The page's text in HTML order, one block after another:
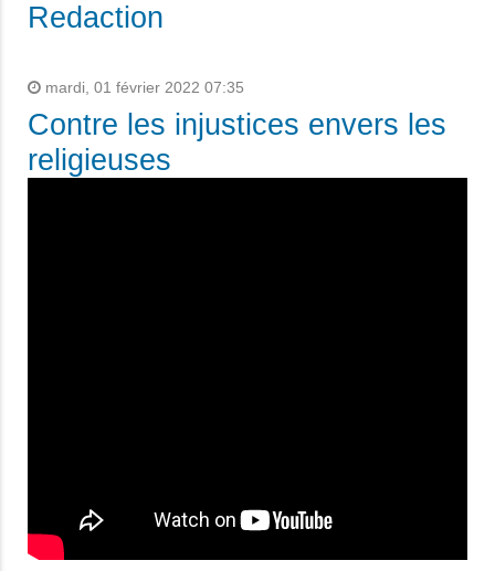
Redaction
mardi, 01 février 2022 07:35
Contre les injustices envers les
religieuses